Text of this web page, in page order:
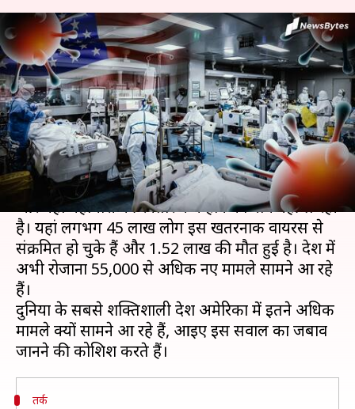
कोरोना वायरस: अमेरिका में इतनी
अधिक संख्या में मामले क्यों सामने
आ रहे हैं?
लेखन मुकुल तोमर Jul 31, 2020 07:40 pm
क्या है खबर?
अमेरिका कोरोना वायरस से सबसे अधिक प्रभावित हुआ है
और यहां महामारी की रफ्तार कम होने का नाम नहीं ले रही
है। यहां लगभग 45 लाख लोग इस खतरनाक वायरस से
संक्रमित हो चुके हैं और 1.52 लाख की मौत हुई है। देश में
अभी रोजाना 55,000 से अधिक नए मामले सामने आ रहे
हैं।
दुनिया के सबसे शक्तिशाली देश अमेरिका में इतने अधिक
मामले क्यों सामने आ रहे हैं, आइए इस सवाल का जबाव
तर्क